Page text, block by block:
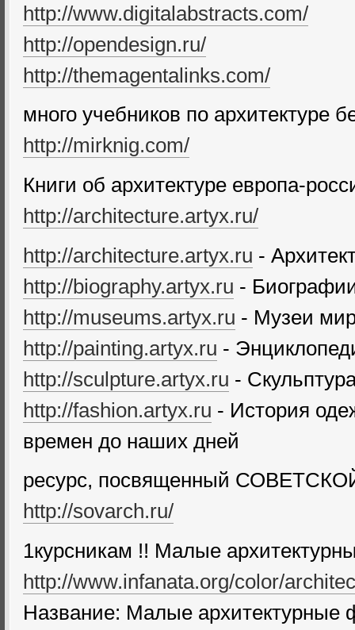
http://www.digitalabstracts.com/
http://opendesign.ru/
http://themagentalinks.com/
много учебников по архитектуре
http://mirknig.com/
Книги об архитектуре европа-
http://architecture.artyx.ru/
http://architecture.artyx.ru -
http://biography.artyx.ru -
http://museums.artyx.ru - Музеи
http://painting.artyx.ru -
http://sculpture.artyx.ru -
http://fashion.artyx.ru - История
времен до наших дней
ресурс, посвященный
http://sovarch.ru/
1курсникам !! Малые
http://www.infanata.org/color/
Название: Малые